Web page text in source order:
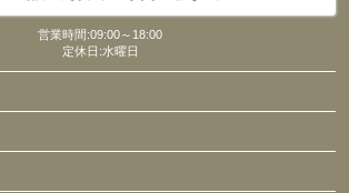
営業時間:09:00～18:00
定休日:水曜日